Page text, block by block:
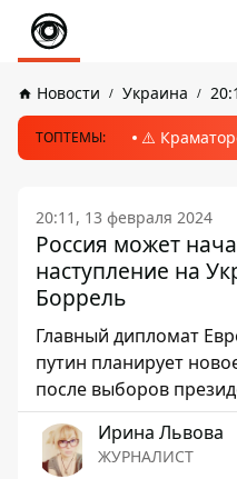
Новости Украина
ТОПТЕМЫ: ⚠️
20:11, 13 февраля 2024
Россия может
наступление на
Боррель
Главный дипломат
путин планирует
после выборов
Ирина Львова
ЖУРНАЛИСТ